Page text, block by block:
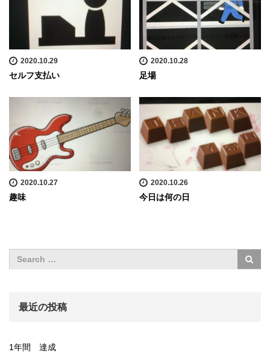
2020.10.29
セルフ支払い
2020.10.28
足場
2020.10.27
趣味
2020.10.26
今日は何の日
最近の投稿
1年間 達成